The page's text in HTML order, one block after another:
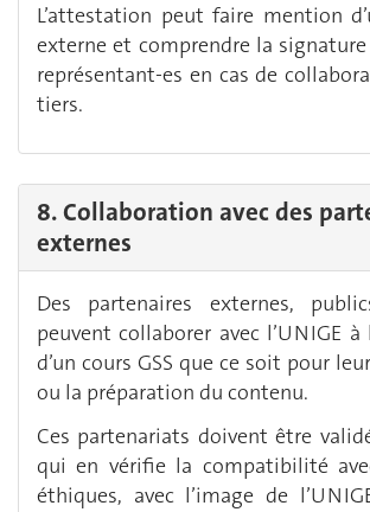
L’attestation peut faire mention
externe et comprendre la signature
représentant-es en cas de
tiers.
8. Collaboration avec des
externes
Des partenaires externes,
peuvent collaborer avec l’UNIGE à
d’un cours GSS que ce soit pour
ou la préparation du contenu.
Ces partenariats doivent être
qui en vérifie la compatibilité
éthiques, avec l’image de